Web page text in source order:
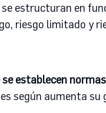
estructuran en
riesgo limitado y
establecen
según aumenta su